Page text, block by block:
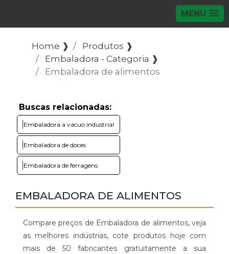
MENU
Home ❱
Produtos ❱
Embaladora - Categoria ❱
Embaladora de alimentos
Buscas relacionadas:
Embaladora a vácuo industrial
Embaladora de doces
Embaladora de ferragens
EMBALADORA DE ALIMENTOS
Compare preços de Embaladora de alimentos, veja
as melhores indústrias, cote produtos hoje com
mais de 50 fabricantes gratuitamente a sua